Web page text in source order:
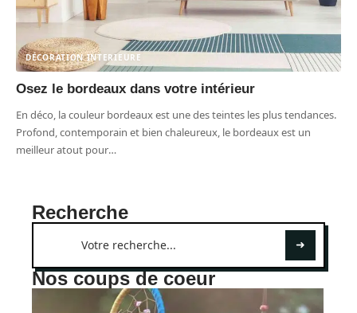
DÉCORATION INTERIEURE
Osez le bordeaux dans votre intérieur
En déco, la couleur bordeaux est une des teintes les plus tendances.
Profond, contemporain et bien chaleureux, le bordeaux est un
meilleur atout pour…
Recherche
Nos coups de coeur